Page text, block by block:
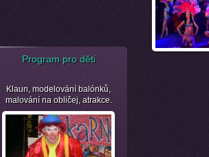
Program pro děti
Klaun, modelování balónků,
malování na obličej, atrakce.